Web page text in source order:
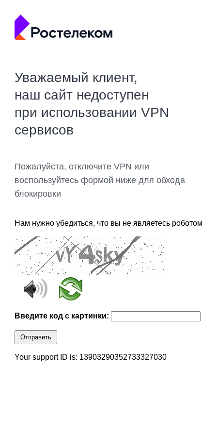
Уважаемый клиент,
наш сайт недоступен
при использовании VPN
сервисов
Пожалуйста, отключите VPN или
воспользуйтесь формой ниже для обхода
блокировки
Нам нужно убедиться, что вы не являетесь роботом
Введите код с картинки:
Отправить
Your support ID is: 13903290352733327030